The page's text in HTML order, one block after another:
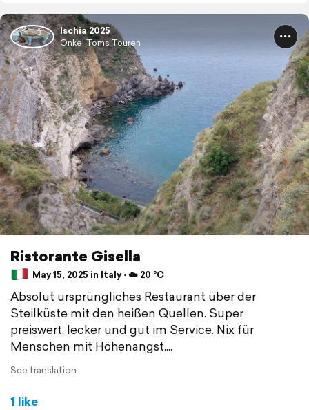
Ischia 2025
Onkel Toms Touren
Ristorante Gisella
May 15, 2025 in Italy ⋅ ☁️ 20 °C
Absolut ursprüngliches Restaurant über der
Steilküste mit den heißen Quellen. Super
preiswert, lecker und gut im Service. Nix für
Menschen mit Höhenangst....
See translation
1 like